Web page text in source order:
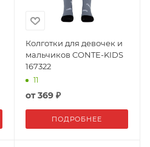
Колготки для девочек и
мальчиков CONTE-KIDS
167322
11
от369 ₽
ПОДРОБНЕЕ